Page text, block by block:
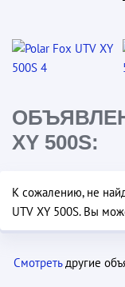
XY 500S:
К сожалению, не
UTV XY 500S. Вы
Смотретьдругие